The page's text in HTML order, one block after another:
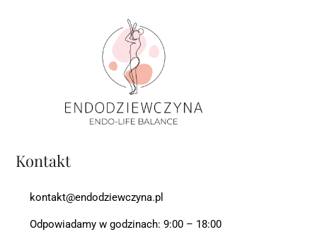
Kontakt
kontakt@endodziewczyna.pl
Odpowiadamy w godzinach: 9:00 – 18:00